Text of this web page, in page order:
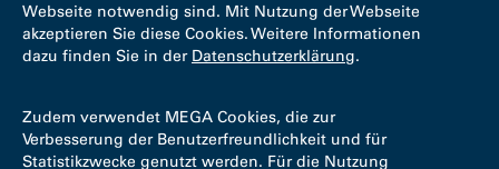
Webseite notwendig sind. Mit Nutzung der Webseite
akzeptieren Sie diese Cookies. Weitere Informationen
dazu finden Sie in der Datenschutzerklärung.
Zudem verwendet MEGA Cookies, die zur
Verbesserung der Benutzerfreundlichkeit und für
Statistikzwecke genutzt werden. Für die Nutzung